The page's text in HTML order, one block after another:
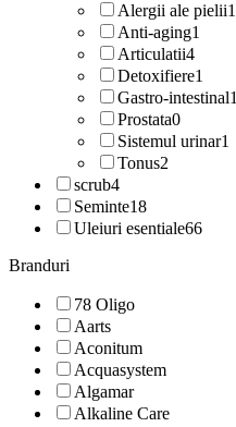
Alergii ale pielii1
Anti-aging1
Articulatii4
Detoxifiere1
Gastro-intestinal1
Prostata0
Sistemul urinar1
Tonus2
scrub4
Seminte18
Uleiuri esentiale66
Branduri
78 Oligo
Aarts
Aconitum
Acquasystem
Algamar
Alkaline Care